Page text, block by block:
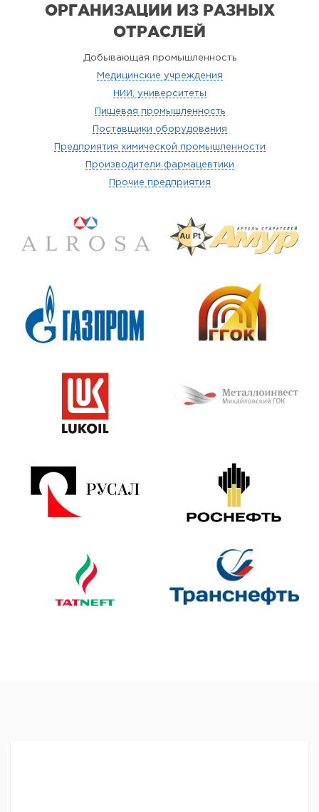
ОРГАНИЗАЦИИ ИЗ РАЗНЫХ
ОТРАСЛЕЙ
Добывающая промышленность
Медицинские учреждения
НИИ, университеты
Пищевая промышленность
Поставщики оборудования
Предприятия химической промышленности
Производители фармацевтики
Прочие предприятия